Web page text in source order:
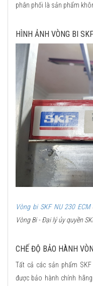
phân phối là sản phẩm
HÌNH ẢNH VÒNG BI
Vòng bi SKF NU 230 ECM
Vòng Bi - Đại lý ủy quyền
CHẾ ĐỘ BẢO HÀNH
Tất cả các sản phẩm
được bảo hành chính